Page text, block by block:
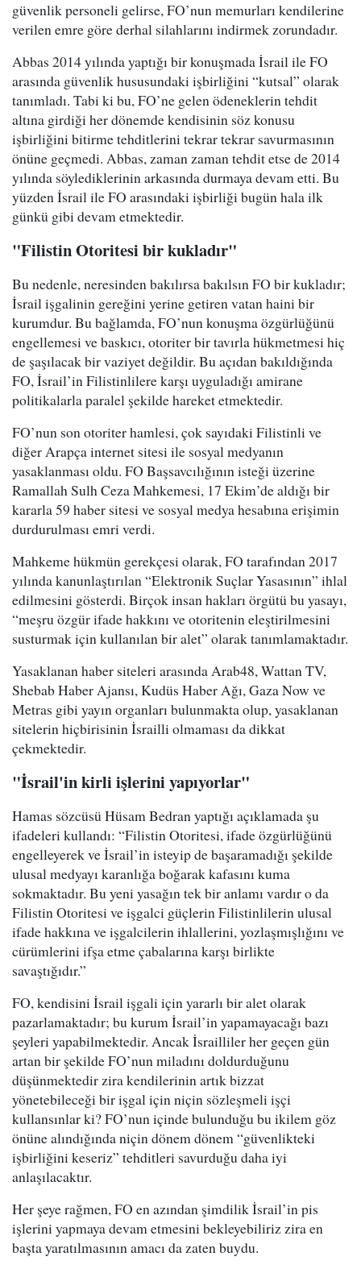
güvenlik personeli gelirse, FO’nun memurları kendilerine
verilen emre göre derhal silahlarını indirmek zorundadır.
Abbas 2014 yılında yaptığı bir konuşmada İsrail ile FO
arasında güvenlik hususundaki işbirliğini “kutsal” olarak
tanımladı. Tabi ki bu, FO’ne gelen ödeneklerin tehdit
altına girdiği her dönemde kendisinin söz konusu
işbirliğini bitirme tehditlerini tekrar tekrar savurmasının
önüne geçmedi. Abbas, zaman zaman tehdit etse de 2014
yılında söylediklerinin arkasında durmaya devam etti. Bu
yüzden İsrail ile FO arasındaki işbirliği bugün hala ilk
günkü gibi devam etmektedir.
"Filistin Otoritesi bir kukladır"
Bu nedenle, neresinden bakılırsa bakılsın FO bir kukladır;
İsrail işgalinin gereğini yerine getiren vatan haini bir
kurumdur. Bu bağlamda, FO’nun konuşma özgürlüğünü
engellemesi ve baskıcı, otoriter bir tavırla hükmetmesi hiç
de şaşılacak bir vaziyet değildir. Bu açıdan bakıldığında
FO, İsrail’in Filistinlilere karşı uyguladığı amirane
politikalarla paralel şekilde hareket etmektedir.
FO’nun son otoriter hamlesi, çok sayıdaki Filistinli ve
diğer Arapça internet sitesi ile sosyal medyanın
yasaklanması oldu. FO Başsavcılığının isteği üzerine
Ramallah Sulh Ceza Mahkemesi, 17 Ekim’de aldığı bir
kararla 59 haber sitesi ve sosyal medya hesabına erişimin
durdurulması emri verdi.
Mahkeme hükmün gerekçesi olarak, FO tarafından 2017
yılında kanunlaştırılan “Elektronik Suçlar Yasasının” ihlal
edilmesini gösterdi. Birçok insan hakları örgütü bu yasayı,
“meşru özgür ifade hakkını ve otoritenin eleştirilmesini
susturmak için kullanılan bir alet” olarak tanımlamaktadır.
Yasaklanan haber siteleri arasında Arab48, Wattan TV,
Shebab Haber Ajansı, Kudüs Haber Ağı, Gaza Now ve
Metras gibi yayın organları bulunmakta olup, yasaklanan
sitelerin hiçbirisinin İsrailli olmaması da dikkat
çekmektedir.
"İsrail'in kirli işlerini yapıyorlar"
Hamas sözcüsü Hüsam Bedran yaptığı açıklamada şu
ifadeleri kullandı: “Filistin Otoritesi, ifade özgürlüğünü
engelleyerek ve İsrail’in isteyip de başaramadığı şekilde
ulusal medyayı karanlığa boğarak kafasını kuma
sokmaktadır. Bu yeni yasağın tek bir anlamı vardır o da
Filistin Otoritesi ve işgalci güçlerin Filistinlilerin ulusal
ifade hakkına ve işgalcilerin ihlallerini, yozlaşmışlığını ve
cürümlerini ifşa etme çabalarına karşı birlikte
savaştığıdır.”
FO, kendisini İsrail işgali için yararlı bir alet olarak
pazarlamaktadır; bu kurum İsrail’in yapamayacağı bazı
şeyleri yapabilmektedir. Ancak İsrailliler her geçen gün
artan bir şekilde FO’nun miladını doldurduğunu
düşünmektedir zira kendilerinin artık bizzat
yönetebileceği bir işgal için niçin sözleşmeli işçi
kullansınlar ki? FO’nun içinde bulunduğu bu ikilem göz
önüne alındığında niçin dönem dönem “güvenlikteki
işbirliğini keseriz” tehditleri savurduğu daha iyi
anlaşılacaktır.
Her şeye rağmen, FO en azından şimdilik İsrail’in pis
işlerini yapmaya devam etmesini bekleyebiliriz zira en
başta yaratılmasının amacı da zaten buydu.